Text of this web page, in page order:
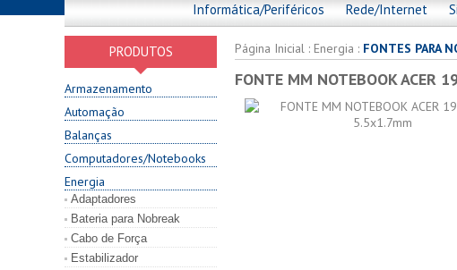
Informática/Periféricos
Rede/Internet
PRODUTOS
Armazenamento
Automação
Balanças
Computadores/Notebooks
Energia
Adaptadores
Bateria para Nobreak
Cabo de Força
Estabilizador
Página Inicial : Energia : FONTES PARA
FONTE MM NOTEBOOK ACER